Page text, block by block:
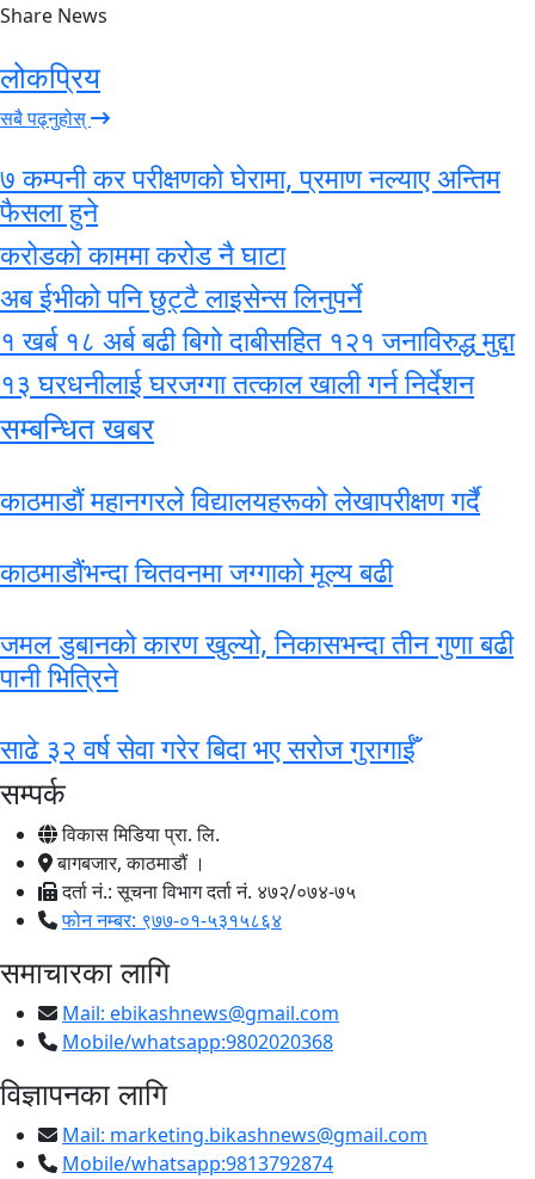
Share News
लोकप्रिय
सबै पढ्नुहोस्
७ कम्पनी कर परीक्षणको घेरामा, प्रमाण नल्याए अन्तिम
फैसला हुने
करोडको काममा करोड नै घाटा
अब ईभीको पनि छुट्टै लाइसेन्स लिनुपर्ने
१ खर्ब १८ अर्ब बढी बिगो दाबीसहित १२१ जनाविरुद्ध मुद्दा
१३ घरधनीलाई घरजग्गा तत्काल खाली गर्न निर्देशन
सम्बन्धित खबर
काठमाडौं महानगरले विद्यालयहरूको लेखापरीक्षण गर्दै
काठमाडौंभन्दा चितवनमा जग्गाको मूल्य बढी
जमल डुबानको कारण खुल्यो, निकासभन्दा तीन गुणा बढी
पानी भित्रिने
साढे ३२ वर्ष सेवा गरेर बिदा भए सरोज गुरागाईँ
सम्पर्क
विकास मिडिया प्रा. लि.
बागबजार, काठमाडौं ।
दर्ता नं.: सूचना विभाग दर्ता नं. ४७२/०७४-७५
फोन नम्बर: ९७७-०१-५३१५८६४
समाचारका लागि
Mail: ebikashnews@gmail.com
Mobile/whatsapp:9802020368
विज्ञापनका लागि
Mail: marketing.bikashnews@gmail.com
Mobile/whatsapp:9813792874